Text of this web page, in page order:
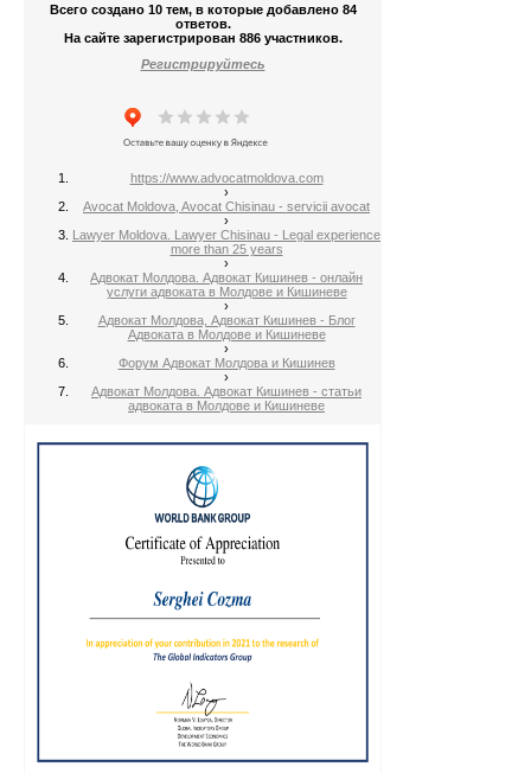
Всего создано 10 тем, в которые добавлено 84
ответов.
На сайте зарегистрирован 886 участников.
Регистрируйтесь
https://www.advocatmoldova.com
›
Avocat Moldova, Avocat Chisinau - servicii avocat
›
Lawyer Moldova. Lawyer Chisinau - Legal experience
more than 25 years
›
Адвокат Молдова. Адвокат Кишинев - онлайн
услуги адвоката в Молдове и Кишиневе
›
Адвокат Молдова, Адвокат Кишинев - Блог
Адвоката в Молдове и Кишиневе
›
Форум Адвокат Молдова и Кишинев
›
Адвокат Молдова. Адвокат Кишинев - статьи
адвоката в Молдове и Кишиневе